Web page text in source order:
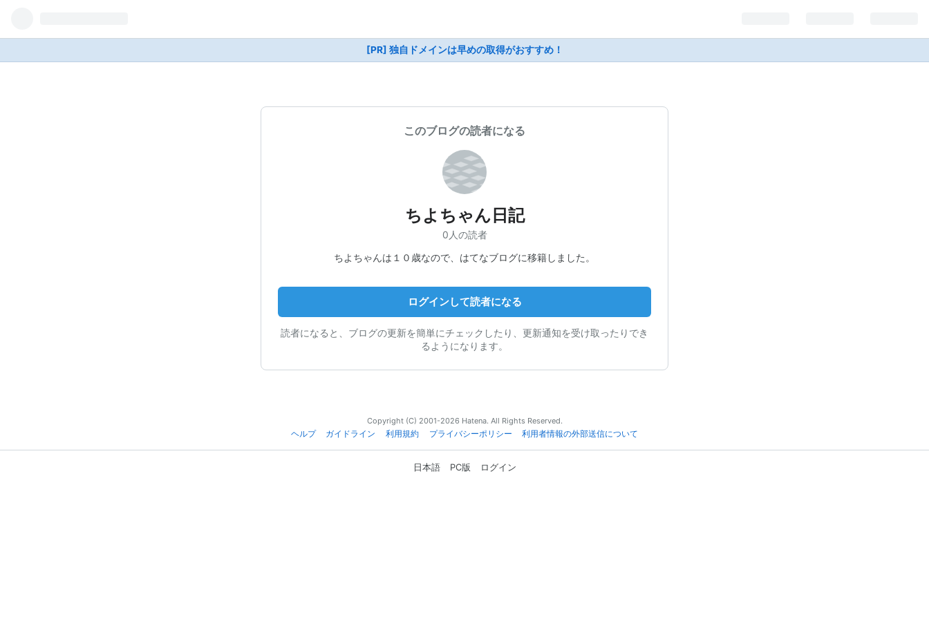
[PR] 独自ドメインは早めの取得がおすすめ！
このブログの読者になる
ちよちゃん日記
0人の読者
ちよちゃんは１０歳なので、はてなブログに移籍しました。
ログインして読者になる
読者になると、ブログの更新を簡単にチェックしたり、更新通知を受け取ったりでき
るようになります。
Copyright (C) 2001-2026 Hatena. All Rights Reserved.
ヘルプ
ガイドライン 利用規約 プライバシーポリシー 利用者情報の外部送信について
日本語 PC版 ログイン